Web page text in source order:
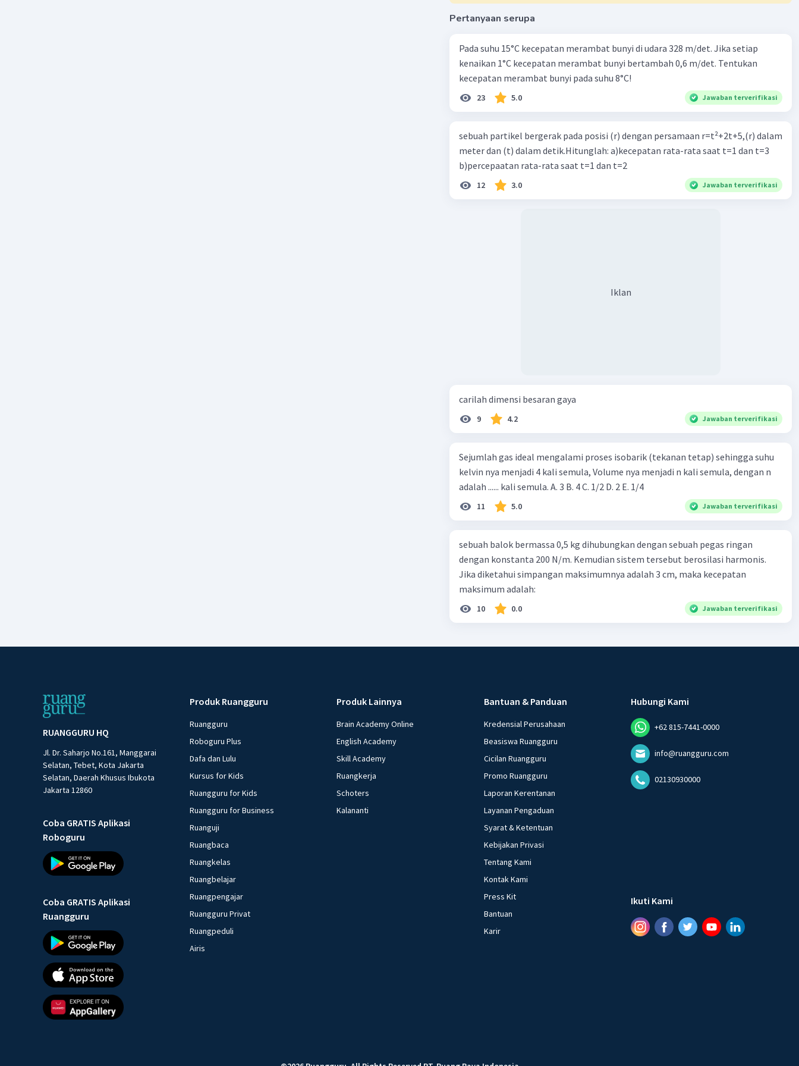
Pertanyaan serupa
Pada suhu 15°C kecepatan merambat bunyi di udara 328 m/det. Jika setiap
kenaikan 1°C kecepatan merambat bunyi bertambah 0,6 m/det. Tentukan
kecepatan merambat bunyi pada suhu 8°C!
23 5.0 Jawaban terverifikasi
sebuah partikel bergerak pada posisi (r) dengan persamaan r=t²+2t+5,(r) dalam
meter dan (t) dalam detik.Hitunglah: a)kecepatan rata-rata saat t=1 dan t=3
b)percepaatan rata-rata saat t=1 dan t=2
12 3.0 Jawaban terverifikasi
Iklan
carilah dimensi besaran gaya
9 4.2 Jawaban terverifikasi
Sejumlah gas ideal mengalami proses isobarik (tekanan tetap) sehingga suhu
kelvin nya menjadi 4 kali semula, Volume nya menjadi n kali semula, dengan n
adalah ...... kali semula. A. 3 B. 4 C. 1/2 D. 2 E. 1/4
11 5.0 Jawaban terverifikasi
sebuah balok bermassa 0,5 kg dihubungkan dengan sebuah pegas ringan
dengan konstanta 200 N/m. Kemudian sistem tersebut berosilasi harmonis.
Jika diketahui simpangan maksimumnya adalah 3 cm, maka kecepatan
maksimum adalah:
10 0.0 Jawaban terverifikasi
RUANGGURU HQ
Jl. Dr. Saharjo No.161, Manggarai
Selatan, Tebet, Kota Jakarta
Selatan, Daerah Khusus Ibukota
Jakarta 12860
Coba GRATIS Aplikasi
Roboguru
Coba GRATIS Aplikasi
Ruangguru
Produk Ruangguru
Ruangguru
Roboguru Plus
Dafa dan Lulu
Kursus for Kids
Ruangguru for Kids
Ruangguru for Business
Ruanguji
Ruangbaca
Ruangkelas
Ruangbelajar
Ruangpengajar
Ruangguru Privat
Ruangpeduli
Airis
Produk Lainnya
Brain Academy Online
English Academy
Skill Academy
Ruangkerja
Schoters
Kalananti
Bantuan & Panduan
Kredensial Perusahaan
Beasiswa Ruangguru
Cicilan Ruangguru
Promo Ruangguru
Laporan Kerentanan
Layanan Pengaduan
Syarat & Ketentuan
Kebijakan Privasi
Tentang Kami
Kontak Kami
Press Kit
Bantuan
Karir
Hubungi Kami
+62 815-7441-0000
info@ruangguru.com
02130930000
Ikuti Kami